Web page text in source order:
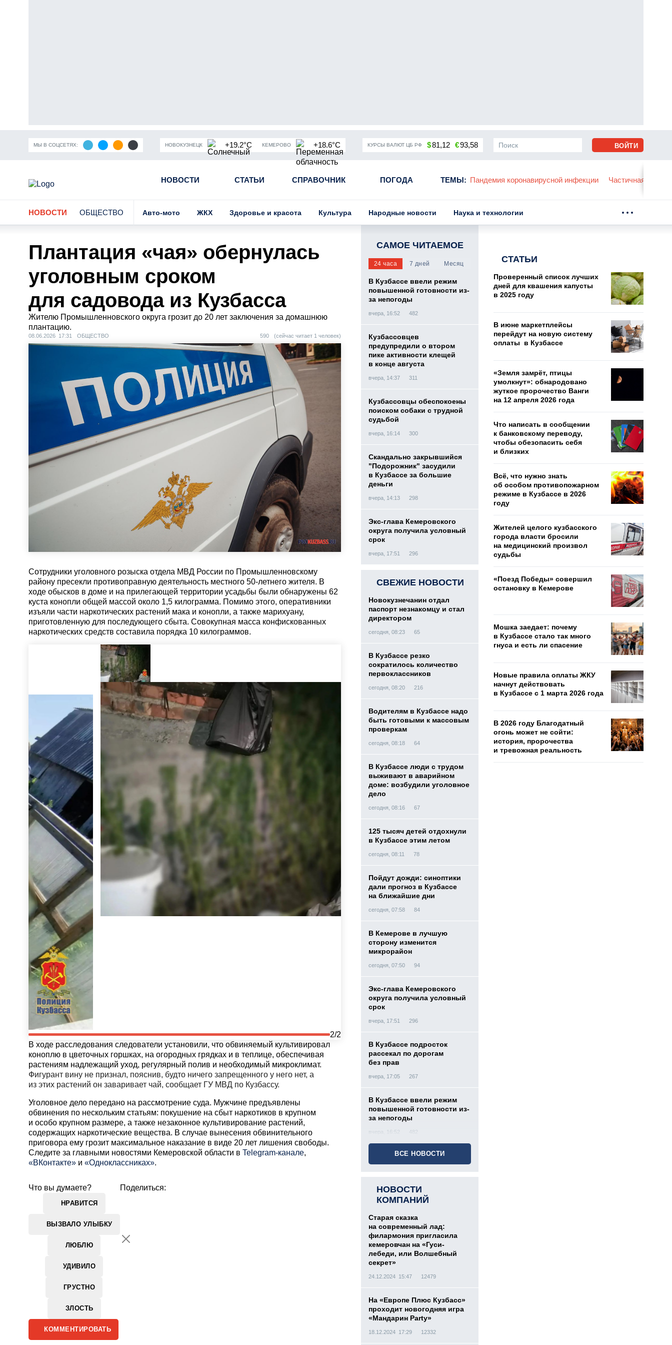
МЫ В СОЦСЕТЯХ: НОВОКУЗНЕЦК +19.2°C КЕМЕРОВО +18.6°C КУРСЫ ВАЛЮТ ЦБ РФ $81,12 €93,58
НОВОСТИ СТАТЬИ СПРАВОЧНИК ПОГОДА ТЕМЫ:
Кузбасса Пандемия коронавирусной инфекции Частичная мобилизация в России Угольная промышленность Кузбасса Пандемия коронавирусной инфекции Частичная
ВОЙТИ
НОВОСТИ ОБЩЕСТВО Авто-мото ЖКХ Здоровье и красота Культура Народные новости Наука и технологии
Плантация «чая» обернулась
уголовным сроком
для садовода из Кузбасса
Жителю Промышленновского округа грозит до 20 лет заключения за домашнюю
плантацию.
08.06.2026 17:31 ОБЩЕСТВО 590 (сейчас читает 1 человек)
Сотрудники уголовного розыска отдела МВД России по Промышленновскому
району пресекли противоправную деятельность местного 50-летнего жителя. В
ходе обысков в доме и на прилегающей территории усадьбы были обнаружены 62
куста конопли общей массой около 1,5 килограмма. Помимо этого, оперативники
изъяли части наркотических растений мака и конопли, а также марихуану,
приготовленную для последующего сбыта. Совокупная масса конфискованных
наркотических средств составила порядка 10 килограммов.
2/2
В ходе расследования следователи установили, что обвиняемый культивировал
коноплю в цветочных горшках, на огородных грядках и в теплице, обеспечивая
растениям надлежащий уход, регулярный полив и необходимый микроклимат.
Фигурант вину не признал, пояснив, будто ничего запрещенного у него нет, а
из этих растений он заваривает чай, сообщает ГУ МВД по Кузбассу.
Уголовное дело передано на рассмотрение суда. Мужчине предъявлены
обвинения по нескольким статьям: покушение на сбыт наркотиков в крупном
и особо крупном размере, а также незаконное культивирование растений,
содержащих наркотические вещества. В случае вынесения обвинительного
приговора ему грозит максимальное наказание в виде 20 лет лишения свободы.
Cледите за главными новостями Кемеровской области в Telegram-канале,
«ВКонтакте» и «Одноклассниках».
Что вы думаете?
НРАВИТСЯ
ВЫЗВАЛО УЛЫБКУ
ЛЮБЛЮ
УДИВИЛО
ГРУСТНО
ЗЛОСТЬ
Поделиться:
КОММЕНТИРОВАТЬ
САМОЕ ЧИТАЕМОЕ
24 часа 7 дней Месяц
В Кузбассе ввели режим
повышенной готовности из-
за непогоды
вчера, 16:52 482
Кузбассовцев
предупредили о втором
пике активности клещей
в конце августа
вчера, 14:37 311
Кузбассовцы обеспокоены
поиском собаки с трудной
судьбой
вчера, 16:14 300
Скандально закрывшийся
"Подорожник" засудили
в Кузбассе за большие
деньги
вчера, 14:13 298
Экс-глава Кемеровского
округа получила условный
срок
вчера, 17:51 296
СВЕЖИЕ НОВОСТИ
Новокузнечанин отдал
паспорт незнакомцу и стал
директором
сегодня, 08:23 65
В Кузбассе резко
сократилось количество
первоклассников
сегодня, 08:20 216
Водителям в Кузбассе надо
быть готовыми к массовым
проверкам
сегодня, 08:18 64
В Кузбассе люди с трудом
выживают в аварийном
доме: возбудили уголовное
дело
сегодня, 08:16 67
125 тысяч детей отдохнули
в Кузбассе этим летом
сегодня, 08:11 78
Пойдут дожди: синоптики
дали прогноз в Кузбассе
на ближайшие дни
сегодня, 07:58 84
В Кемерове в лучшую
сторону изменится
микрорайон
сегодня, 07:50 94
Экс-глава Кемеровского
округа получила условный
срок
вчера, 17:51 296
В Кузбассе подросток
рассекал по дорогам
без прав
вчера, 17:05 267
В Кузбассе ввели режим
повышенной готовности из-
за непогоды
вчера, 16:52 482
ВСЕ НОВОСТИ
НОВОСТИ
КОМПАНИЙ
Старая сказка
на современный лад:
филармония пригласила
кемеровчан на «Гуси-
лебеди, или Волшебный
секрет»
24.12.2024 15:47 12479
На «Европе Плюс Кузбасс»
проходит новогодняя игра
«Мандарин Party»
18.12.2024 17:29 12332
СТАТЬИ
Проверенный список лучших
дней для квашения капусты
в 2025 году
В июне маркетплейсы
перейдут на новую систему
оплаты в Кузбассе
«Земля замрёт, птицы
умолкнут»: обнародовано
жуткое пророчество Ванги
на 12 апреля 2026 года
Что написать в сообщении
к банковскому переводу,
чтобы обезопасить себя
и близких
Всё, что нужно знать
об особом противопожарном
режиме в Кузбассе в 2026
году
Жителей целого кузбасского
города власти бросили
на медицинский произвол
судьбы
«Поезд Победы» совершил
остановку в Кемерове
Мошка заедает: почему
в Кузбассе стало так много
гнуса и есть ли спасение
Новые правила оплаты ЖКУ
начнут действовать
в Кузбассе с 1 марта 2026 года
В 2026 году Благодатный
огонь может не сойти:
история, пророчества
и тревожная реальность